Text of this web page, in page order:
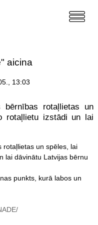
aicina
13:03
rotaļlietas un
rotaļlietu izstādi un lai
rotaļlietas un spēles, lai
lai dāvinātu Latvijas bērnu
punkts, kurā labos un